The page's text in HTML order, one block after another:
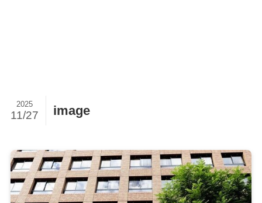
image
2025
11/27